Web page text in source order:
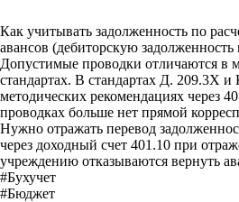
Как учитывать задолженность по
авансов (дебиторскую задолженность
Допустимые проводки отличаются в
стандартах. В стандартах Д. 209.3Х и
методических рекомендациях через
проводках больше нет прямой
Нужно отражать перевод
через доходный счет 401.10 при
учреждению отказываются вернуть
#Бухучет
#Бюджет